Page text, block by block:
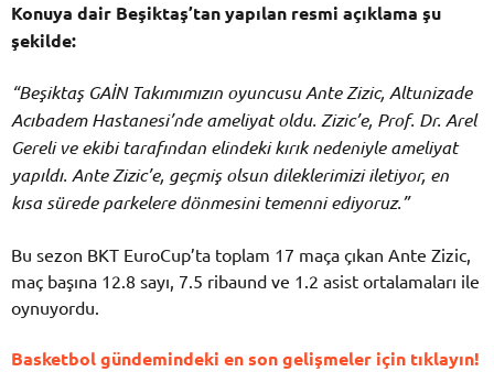
Konuya dair Beşiktaş’tan yapılan resmi açıklama şu
şekilde:
“Beşiktaş GAİN Takımımızın oyuncusu Ante Zizic, Altunizade
Acıbadem Hastanesi’nde ameliyat oldu. Zizic’e, Prof. Dr. Arel
Gereli ve ekibi tarafından elindeki kırık nedeniyle ameliyat
yapıldı. Ante Zizic’e, geçmiş olsun dileklerimizi iletiyor, en
kısa sürede parkelere dönmesini temenni ediyoruz.”
Bu sezon BKT EuroCup’ta toplam 17 maça çıkan Ante Zizic,
maç başına 12.8 sayı, 7.5 ribaund ve 1.2 asist ortalamaları ile
oynuyordu.
Basketbol gündemindeki en son gelişmeler için tıklayın!